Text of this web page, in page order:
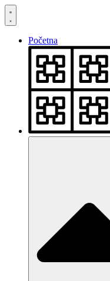
Skočite
na
Početna